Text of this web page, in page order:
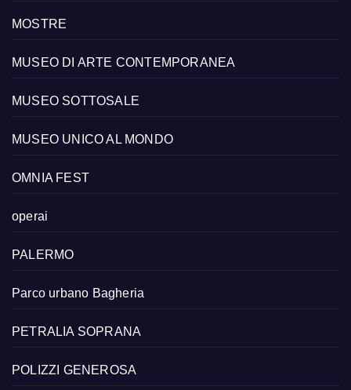
MOSTRE
MUSEO DI ARTE CONTEMPORANEA
MUSEO SOTTOSALE
MUSEO UNICO AL MONDO
OMNIA FEST
operai
PALERMO
Parco urbano Bagheria
PETRALIA SOPRANA
POLIZZI GENEROSA